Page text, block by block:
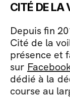
CITÉ DE LA
Depuis fin
Cité de la
présence et
sur
dédié à la
course au